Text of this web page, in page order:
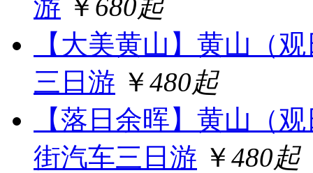
游 ￥ 680起
【大美黄山】黄山（
三日游 ￥480起
【落日余晖】黄山（
街汽车三日游 ￥480起